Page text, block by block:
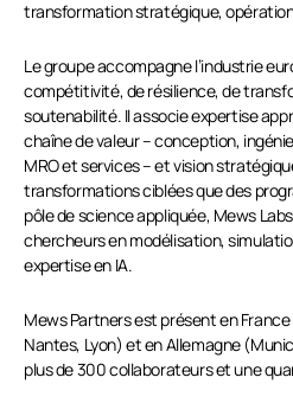
transformation stratégique,
Le groupe accompagne l’industrie
compétitivité, de résilience, de
soutenabilité. Il associe expertise
chaîne de valeur – conception,
MRO et services – et vision
transformations ciblées que des
pôle de science appliquée, Mews
chercheurs en modélisation,
expertise en IA.
Mews Partners est présent en
Nantes, Lyon) et en Allemagne
plus de 300 collaborateurs et une